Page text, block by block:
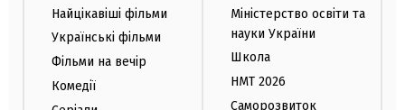
Найцікавіші фільми
Українські фільми
Фільми на вечір
Комедії
Міністерство освіти та
науки України
Школа
НМТ 2026
Саморозвиток